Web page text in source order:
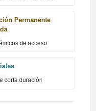
Permanente
de acceso
corta duración